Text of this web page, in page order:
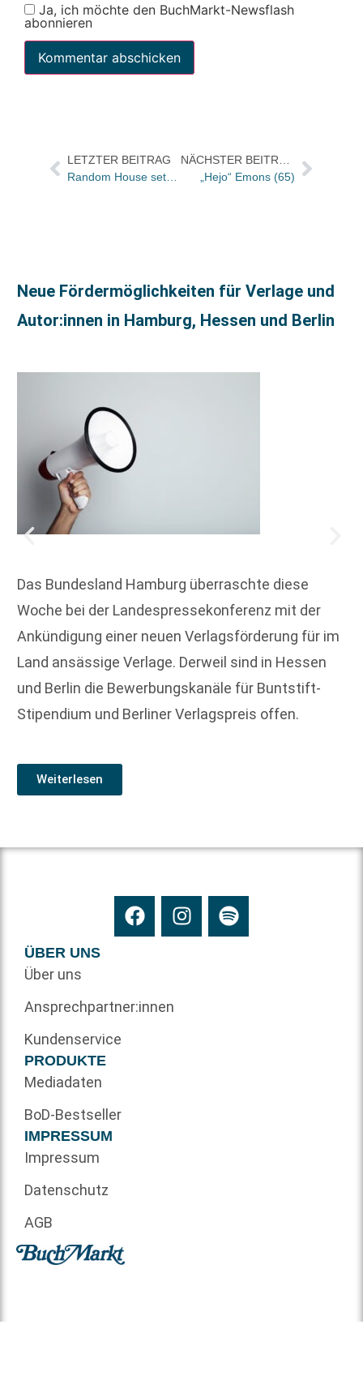
Ja, ich möchte den BuchMarkt-Newsflash
abonnieren
LETZTER BEITRAG
Random House setzt auch auf Soft-DRM
„Hejo“ Emons (65)
Neue Fördermöglichkeiten für Verlage und
Autor:innen in Hamburg, Hessen und Berlin
Das Bundesland Hamburg überraschte diese
Woche bei der Landespressekonferenz mit der
Ankündigung einer neuen Verlagsförderung für im
Land ansässige Verlage. Derweil sind in Hessen
und Berlin die Bewerbungskanäle für Buntstift-
Stipendium und Berliner Verlagspreis offen.
Weiterlesen
ÜBER UNS
Über uns
Ansprechpartner:innen
Kundenservice
PRODUKTE
Mediadaten
BoD-Bestseller
IMPRESSUM
Impressum
Datenschutz
AGB